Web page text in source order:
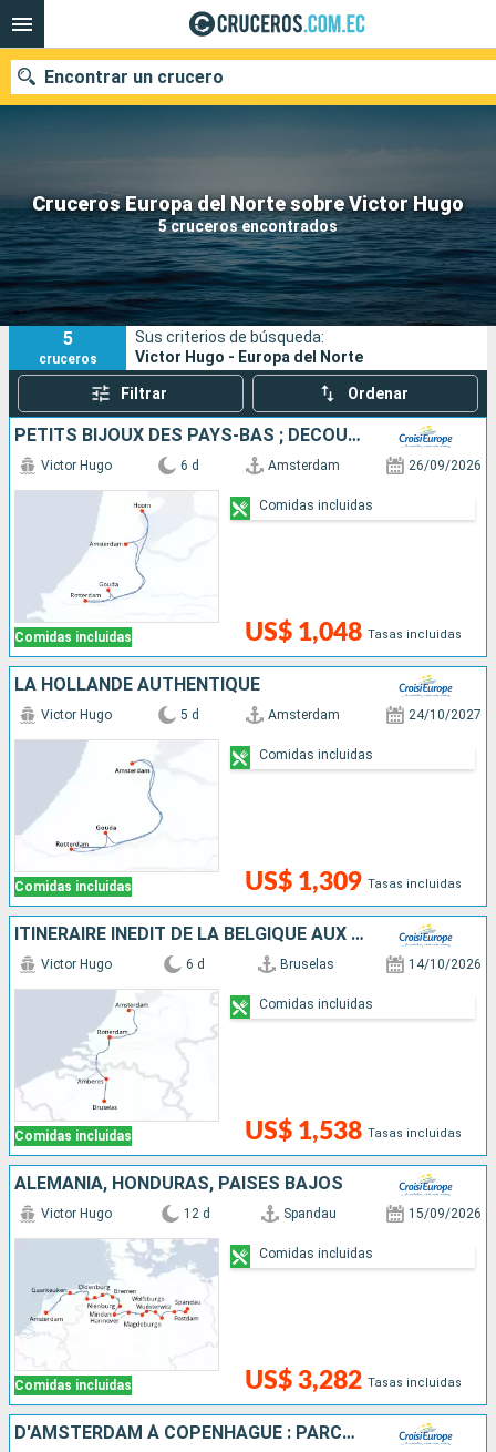
Cruceros Europa del Norte sobre Victor Hugo
5 cruceros encontrados
Encontrar un crucero
Nuestros destinos
Fecha de salida
Puertos Compañías
Buscar
5
cruceros
Sus criterios de búsqueda:
Victor Hugo - Europa del Norte
Filtrar Ordenar
PETITS BIJOUX DES PAYS-BAS ; DÉCOUVREZ DES TRÉSORS CACHÉS AU CHARME UNIQUE
Comidas incluidas
Victor Hugo 6 d Amsterdam 26/09/2026
US$ 1,048 Tasas incluidas
Comidas incluidas
LA HOLLANDE AUTHENTIQUE
Comidas incluidas
Victor Hugo 5 d Amsterdam 24/10/2027
US$ 1,309 Tasas incluidas
Comidas incluidas
ITINÉRAIRE INÉDIT DE LA BELGIQUE AUX PAYS-BAS
Comidas incluidas
Victor Hugo 6 d Bruselas 14/10/2026
US$ 1,538 Tasas incluidas
Comidas incluidas
ALEMANIA, HONDURAS, PAISES BAJOS
Comidas incluidas
Victor Hugo 12 d Spandau 15/09/2026
US$ 3,282 Tasas incluidas
Comidas incluidas
D'AMSTERDAM À COPENHAGUE : PARCOUREZ LES CANAUX DU NORD EN CROISIÈRE, L'ELBE, LA HAVEL, L'ODER ET LA MER BALTIQUE